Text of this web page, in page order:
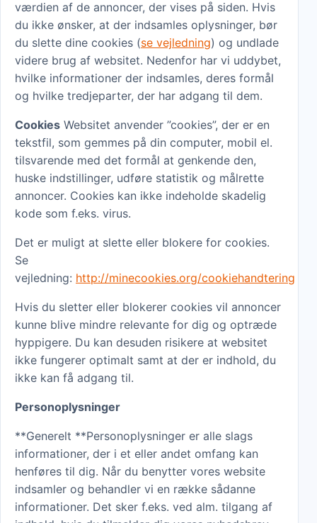
værdien af de annoncer, der vises på siden. Hvis
du ikke ønsker, at der indsamles oplysninger, bør
du slette dine cookies (se vejledning) og undlade
videre brug af websitet. Nedenfor har vi uddybet,
hvilke informationer der indsamles, deres formål
og hvilke tredjeparter, der har adgang til dem.
Cookies Websitet anvender ”cookies”, der er en
tekstfil, som gemmes på din computer, mobil el.
tilsvarende med det formål at genkende den,
huske indstillinger, udføre statistik og målrette
annoncer. Cookies kan ikke indeholde skadelig
kode som f.eks. virus.
Det er muligt at slette eller blokere for cookies.
Se
vejledning: http://minecookies.org/cookiehandtering
Hvis du sletter eller blokerer cookies vil annoncer
kunne blive mindre relevante for dig og optræde
hyppigere. Du kan desuden risikere at websitet
ikke fungerer optimalt samt at der er indhold, du
ikke kan få adgang til.
Personoplysninger
**Generelt **Personoplysninger er alle slags
informationer, der i et eller andet omfang kan
henføres til dig. Når du benytter vores website
indsamler og behandler vi en række sådanne
informationer. Det sker f.eks. ved alm. tilgang af